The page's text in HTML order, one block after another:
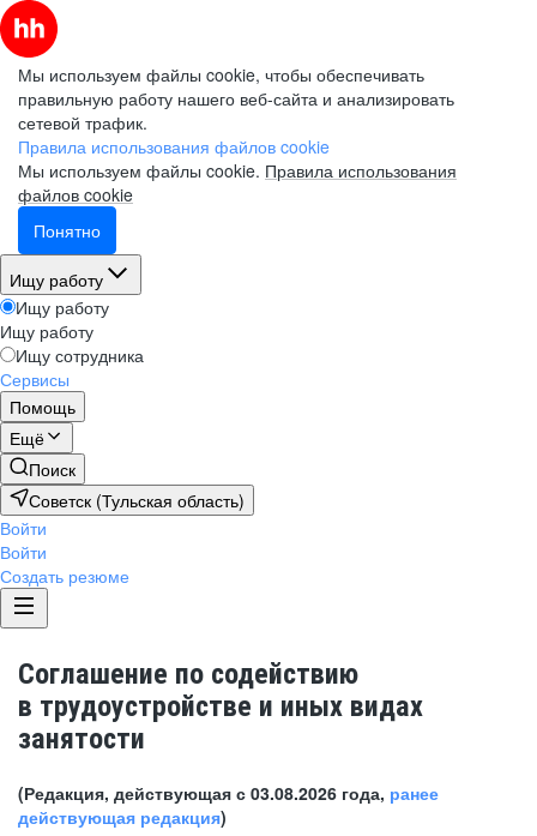
Мы используем файлы cookie, чтобы обеспечивать
правильную работу нашего веб-сайта и анализировать
сетевой трафик.
Правила использования файлов cookie
Мы используем файлы cookie. Правила использования
файлов cookie
Понятно
Ищу работу
Ищу работу
Ищу работу
Ищу сотрудника
Сервисы
Помощь
Ещё
Поиск
Советск (Тульская область)
Войти
Войти
Создать резюме
Соглашение по содействию
в трудоустройстве и иных видах
занятости
(Редакция, действующая с 03.08.2026 года, ранее
действующая редакция)